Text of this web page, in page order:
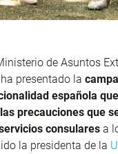
de Asuntos
presentado la
española
precauciones que
consulares a
la presidenta de la